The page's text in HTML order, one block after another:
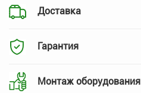
Доставка
Гарантия
Монтаж оборудования